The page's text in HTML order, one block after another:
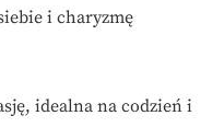
i charyzmę
idealna na codzień i